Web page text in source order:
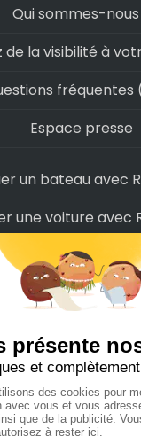
Qui sommes-nous
de la visibilité à
fréquentes
Espace presse
un bateau avec
une voiture avec
une moto avec
un scooter avec
un vélo avec
Camping-Car